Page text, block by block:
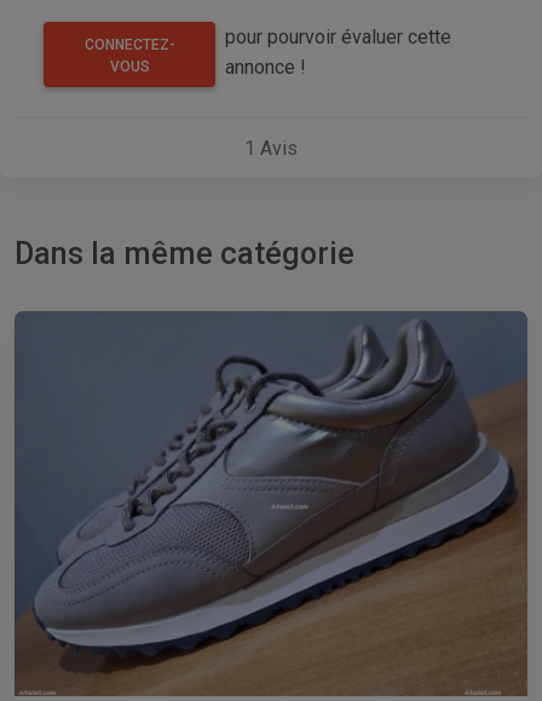
CONNECTEZ-
VOUS
pour pourvoir évaluer cette
annonce !
1 Avis
Dans la même catégorie